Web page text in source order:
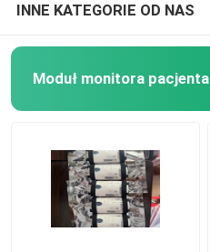
INNE KATEGORIE OD NAS
Moduł monitora pacjenta